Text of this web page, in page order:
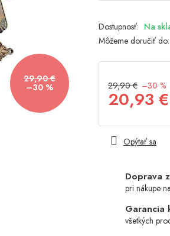
29,90 €
–30 %
Na
Môžeme doručiť do:
29,90 € –30 %
20,93 €
cena:
Doprava
pri nákupe
Garancia
všetkých
Opýtať sa